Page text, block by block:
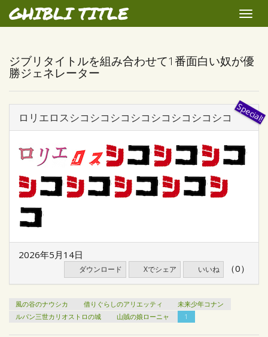
GHIBLI TITLE
Toggle
ジブリタイトルを組み合わせて1番面白い奴が優
勝ジェネレーター
ロリエロスシコシコシコシコシコシコシコシコ
2026年5月14日
ダウンロード Xでシェア いいね （0）
風の谷のナウシカ 借りぐらしのアリエッティ
未来少年コナン
ルパン三世カリオストロの城
山賊の娘ローニャ 1